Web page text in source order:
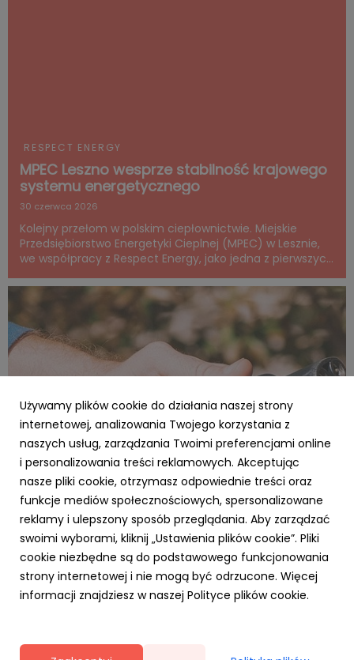
RESPECT ENERGY
MPEC Leszno wesprze stabilność krajowego
systemu energetycznego
30 czerwca 2026
Kolejny przełom w polskim ciepłownictwie. Miejskie
Przedsiębiorstwo Energetyki Cieplnej (MPEC) w Lesznie,
we współpracy z Respect Energy, jako jedna z pierwszych
kwalifikacji do świadczenia usług bilansujących dla
RESPECT ENERGY
Ekologiczne ładowanie samochodów
elektrycznych staje się rzeczywistością
1 czerwca 2026
Sieć ładowania pojazdów elektrycznych Eleport
nawiązała współpracę z Respect Energy w zakresie
dostaw energii pochodzącej w 100% ze źródeł
źródła energii, ale też dostęp d...
Używamy plików cookie do działania naszej strony
internetowej, analizowania Twojego korzystania z
naszych usług, zarządzania Twoimi preferencjami online
i personalizowania treści reklamowych. Akceptując
nasze pliki cookie, otrzymasz odpowiednie treści oraz
funkcje mediów społecznościowych, spersonalizowane
reklamy i ulepszony sposób przeglądania. Aby zarządzać
swoimi wyborami, kliknij „Ustawienia plików cookie”. Pliki
cookie niezbędne są do podstawowego funkcjonowania
strony internetowej i nie mogą być odrzucone. Więcej
informacji znajdziesz w naszej Polityce plików cookie.